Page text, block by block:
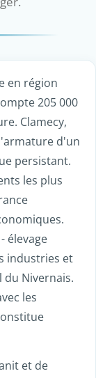
en région
205 000
Clamecy,
d'un
persistant.
les plus
élevage
industries et
Nivernais.
les
et de